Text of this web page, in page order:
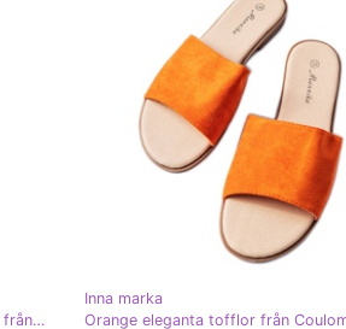
Högklackade sandaler med blå kedja från Chabot
Inna marka
Orange eleganta tofflor från